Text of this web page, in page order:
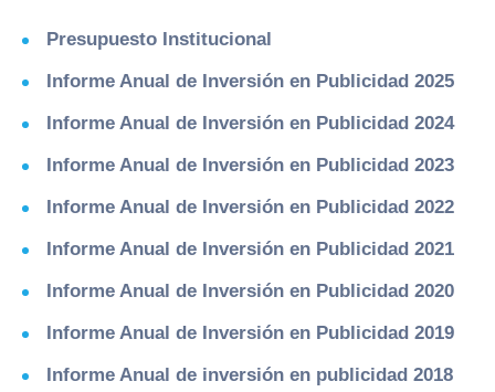
Presupuesto Institucional
Informe Anual de Inversión en Publicidad 2025
Informe Anual de Inversión en Publicidad 2024
Informe Anual de Inversión en Publicidad 2023
Informe Anual de Inversión en Publicidad 2022
Informe Anual de Inversión en Publicidad 2021
Informe Anual de Inversión en Publicidad 2020
Informe Anual de Inversión en Publicidad 2019
Informe Anual de inversión en publicidad 2018